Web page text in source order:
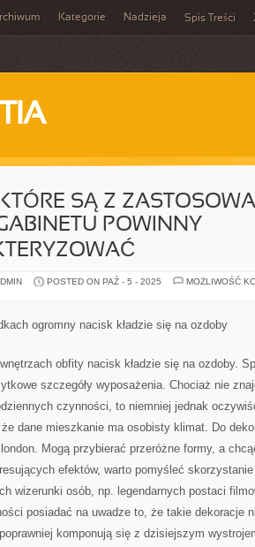
Kategorie Nadzieja Spis Treści
SĄ Z
POWINNY
POSTED ON PAŹ - 5 - 2025
MOŻLIWOŚĆ
ogromny nacisk kładzie się na ozdoby
obfity nacisk kładzie się na ozdoby.
szczegóły wyposażenia. Chociaż nie
czynności, to niemniej jednak
dane mieszkanie ma osobisty klimat. Do
Mogą przybierać przeróżne formy, a
efektów, warto pomyśleć
wizerunki osób, np. legendarnych postaci
posiadać na uwadze to, że takie dekoracje
komponują się z dzisiejszym